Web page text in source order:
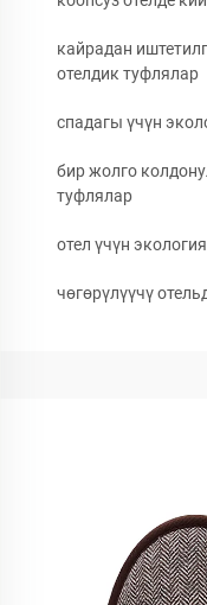
кайрадан
отелдик туфлялар
спадагы үчүн
бир жолго
туфлялар
отел үчүн
чөгөрүлүүчү